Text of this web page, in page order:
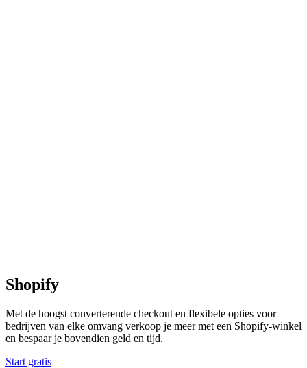
Shopify
Met de hoogst converterende checkout en flexibele opties voor
bedrijven van elke omvang verkoop je meer met een Shopify-winkel
en bespaar je bovendien geld en tijd.
Start gratis